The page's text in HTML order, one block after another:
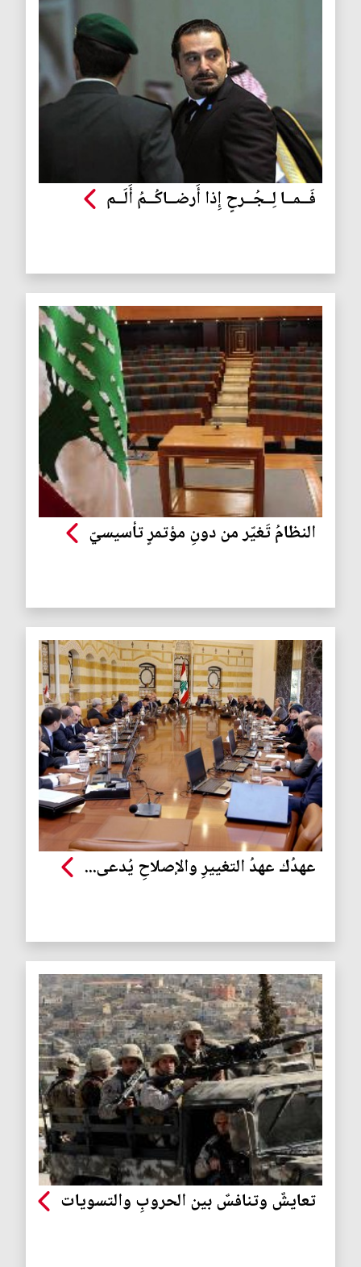
فَــمــا لِــجُــرحٍ إِذا أَرضــاكُــمُ أَلَــم
النظامُ تَغيّر من دونِ مؤتمرٍ تأسيسيّ
عهدُك عهدُ التغييرِ والإصلاحِ يُدعى...
تعايشٌ وتنافسٌ بين الحروبِ والتسويات